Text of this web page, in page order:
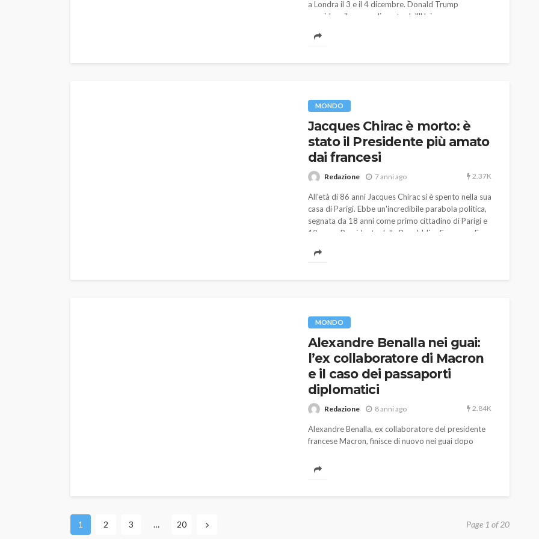
a Londra il 3 e il 4 dicembre. Donald Trump
considera il provvedimento dell'Unione europea
tech americane come Google, Facebook, Amazon e
MONDO
Jacques Chirac è morto: è
stato il Presidente più amato
dai francesi
Redazione 7 anni ago 2.37K
All'età di 86 anni Jacques Chirac si è spento nella sua
casa di Parigi. Ebbe un'incredibile parabola politica,
segnata da 18 anni come primo cittadino di Parigi e
12 come Presidente della Repubblica Francese. Era
MONDO
Alexandre Benalla nei guai:
l’ex collaboratore di Macron
e il caso dei passaporti
diplomatici
Redazione 8 anni ago 2.84K
Alexandre Benalla, ex collaboratore del presidente
francese Macron, finisce di nuovo nei guai dopo
uno transalpino, secondo cui si sarebbe servito dei
1 2 3 … 20 Page 1 of 20